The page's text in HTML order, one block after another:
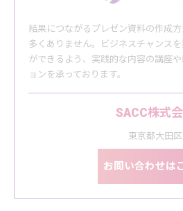
結果につながるプレゼン資料の作成
多くありません。ビジネスチャンス
ができるよう、実践的な内容の講座
ョンを承っております。
SACC株式
東京都大田区
お問い合わせは